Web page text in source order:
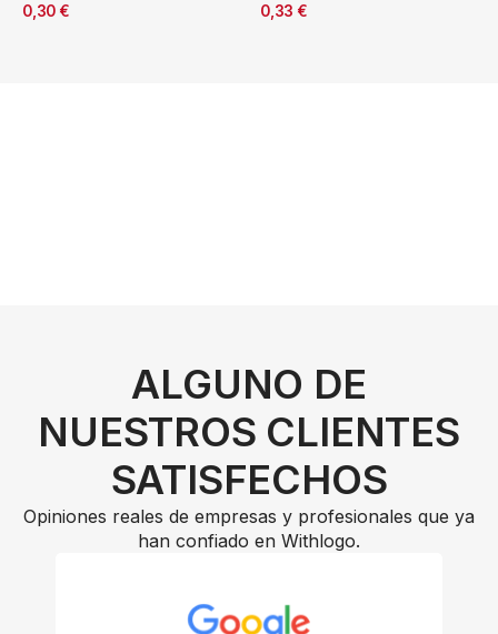
0,30 € 0,33 €
ALGUNO DE
NUESTROS CLIENTES
SATISFECHOS
Opiniones reales de empresas y profesionales que ya
han confiado en Withlogo.